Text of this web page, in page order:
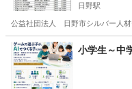
日野駅
公益社団法人 日野市シルバー人材
東京 日野市 日野駅
小学生～中